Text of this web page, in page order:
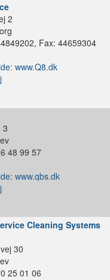
2
Fax: 44659304
www.Q8.dk
3
48 99 57
www.qbs.dk
Cleaning Systems
30
25 01 06